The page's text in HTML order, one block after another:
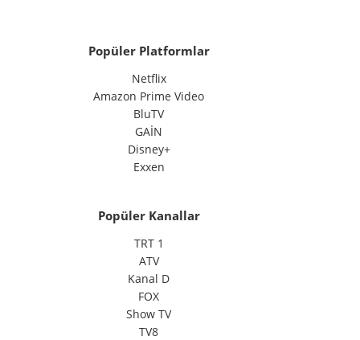
Popüler Platformlar
Netflix
Amazon Prime Video
BluTV
GAİN
Disney+
Exxen
Popüler Kanallar
TRT 1
ATV
Kanal D
FOX
Show TV
TV8